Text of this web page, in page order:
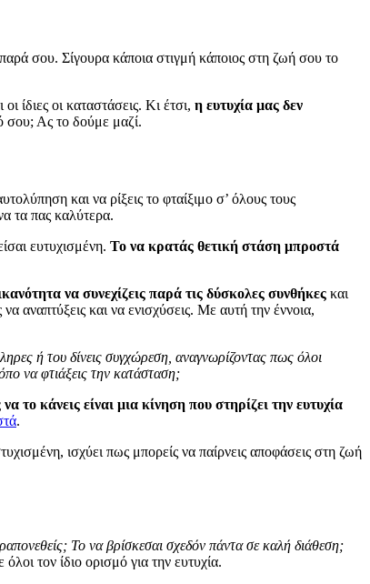
σου. Σίγουρα κάποια στιγμή κάποιος στη ζωή σου το
ίδιες οι καταστάσεις. Κι έτσι, η ευτυχία μας δεν
σου; Ας το δούμε μαζί.
και να ρίξεις το φταίξιμο σ’ όλους τους
τα πας καλύτερα.
ευτυχισμένη. Το να κρατάς θετική στάση μπροστά
να συνεχίζεις παρά τις δύσκολες συνθήκες και
αναπτύξεις και να ενισχύσεις. Με αυτή την έννοια,
ή του δίνεις συγχώρεση, αναγνωρίζοντας πως όλοι
να φτιάξεις την κατάσταση;
το κάνεις είναι μια κίνηση που στηρίζει την ευτυχία
.
ισχύει πως μπορείς να παίρνεις αποφάσεις στη ζωή
Το να βρίσκεσαι σχεδόν πάντα σε καλή διάθεση;
τον ίδιο ορισμό για την ευτυχία.